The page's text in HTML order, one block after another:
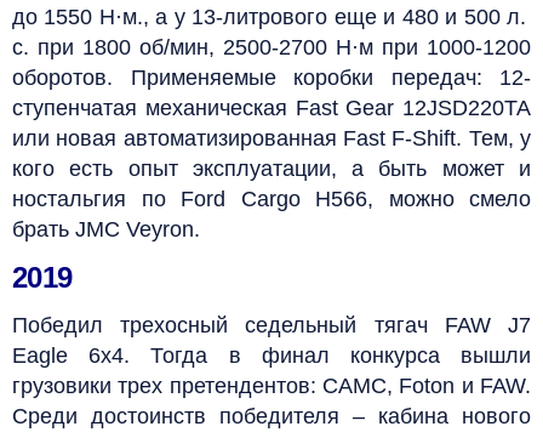
до 1550 Н·м., а у 13-литрового еще и 480 и 500 л.
с. при 1800 об/мин, 2500-2700 Н·м при 1000-1200
оборотов. Применяемые коробки передач: 12-
ступенчатая механическая Fast Gear 12JSD220TA
или новая автоматизированная Fast F-Shift. Тем, у
кого есть опыт эксплуатации, а быть может и
ностальгия по Ford Cargo Н566, можно смело
брать JMC Veyron.
2019
Победил трехосный седельный тягач FAW J7
Eagle 6х4. Тогда в финал конкурса вышли
грузовики трех претендентов: CAMC, Foton и FAW.
Среди достоинств победителя – кабина нового